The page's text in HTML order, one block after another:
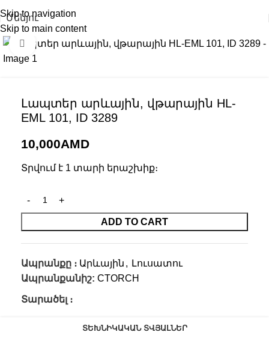
Skip to navigation
Skip to main content
Մենյու
Click to enlarge
Լապտեր արևային, վթարային HL-
EML 101, ID 3289
10,000AMD
Տրվում է 1 տարի երաշխիք։
ADD TO CART
Ապրանքը ։ Արևային , Լուսատու
Ապրանքանիշ: CTORCH
Տարածել ։
ՏԵԽՆԻԿԱԿԱՆ ՏՎՅԱԼՆԵՐ